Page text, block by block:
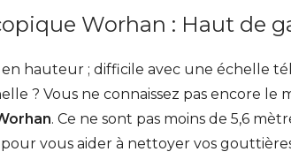
Worhan : Haut de
en hauteur ; difficile avec une échelle
? Vous ne connaissez pas encore le
. Ce ne sont pas moins de 5,6
vous aider à nettoyer vos